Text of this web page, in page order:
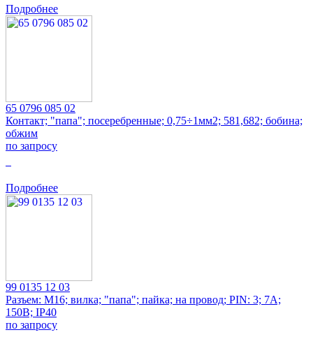
Подробнее
65 0796 085 02
Контакт; "папа"; посеребренные; 0,75÷1мм2; 581,682; бобина;
обжим
по запросу
Подробнее
99 0135 12 03
Разъем: M16; вилка; "папа"; пайка; на провод; PIN: 3; 7А;
150В; IP40
по запросу